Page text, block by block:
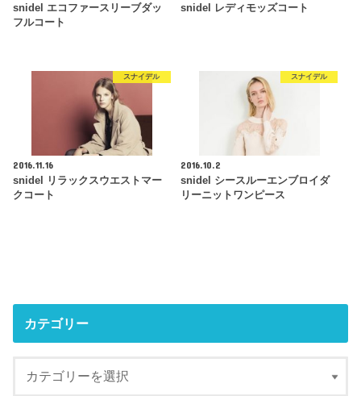
snidel エコファースリーブダッ
フルコート
snidel レディモッズコート
スナイデル
2016.11.16
snidel リラックスウエストマー
クコート
スナイデル
2016.10.2
snidel シースルーエンブロイダ
リーニットワンピース
カテゴリー